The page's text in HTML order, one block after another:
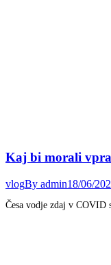
Kaj bi morali
vlogBy admin18/06/
Česa vodje zdaj v COVID